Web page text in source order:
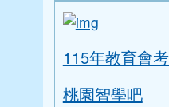
link to
ink to https://
115年教育會
桃園智學吧